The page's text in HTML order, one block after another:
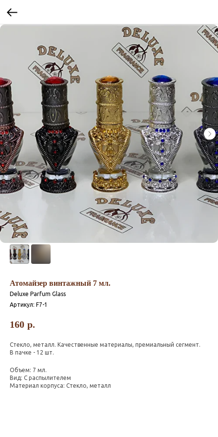
Атомайзер винтажный 7 мл.
Deluxe Parfum Glass
Артикул: F7-1
160 р.
Стекло, металл. Качественные материалы, премиальный сегмент.
В пачке - 12 шт.
Объем: 7 мл.
Вид: С распылителем
Материал корпуса: Стекло, металл